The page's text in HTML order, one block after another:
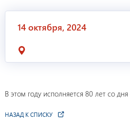
14 октября, 2024
В этом году исполняется 80 лет со
НАЗАД К СПИСКУ